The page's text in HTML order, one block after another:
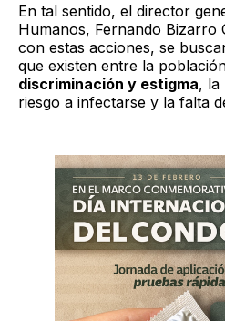
En tal sentido, el director
Humanos, Fernando Bizarro
con estas acciones, se
que existen entre la
discriminación y estigma, la
riesgo a infectarse y la falta